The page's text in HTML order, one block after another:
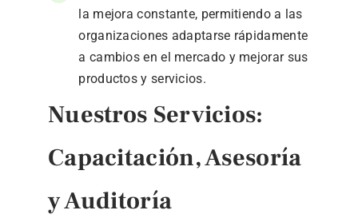
la mejora constante, permitiendo a las
organizaciones adaptarse rápidamente
a cambios en el mercado y mejorar sus
productos y servicios.
Nuestros Servicios:
Capacitación, Asesoría
y Auditoría